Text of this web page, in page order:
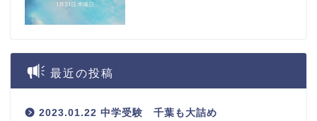
最近の投稿
2023.01.22 中学受験 千葉も大詰め